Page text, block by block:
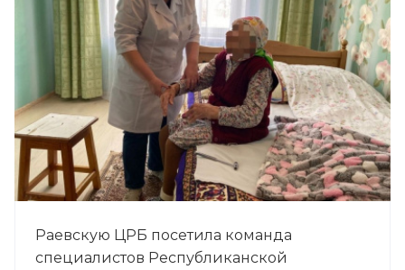
Раевскую ЦРБ посетила команда
специалистов Республиканской